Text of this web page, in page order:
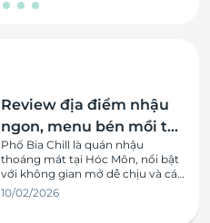
Review địa điểm nhậu
ngon, menu bén mồi tại
Hóc Môn
Phố Bia Chill là quán nhậu
thoáng mát tại Hóc Môn, nổi bật
với không gian mở dễ chịu và các
món nhậu “bén mồi” như mì ốc
móng tay, lòng xào nghệ, sò lông
10/02/2026